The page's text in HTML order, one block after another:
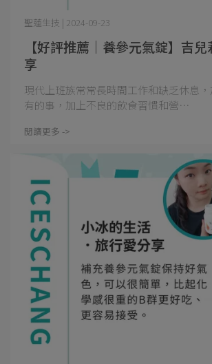
【好評推薦｜養參元氣錠】吉
享
聖蓮生技 | 2024-09-23
現代上班族常常長時間工作和缺乏休息
有的事，加上不良的飲食習慣和營⋯
閱讀更多 ->